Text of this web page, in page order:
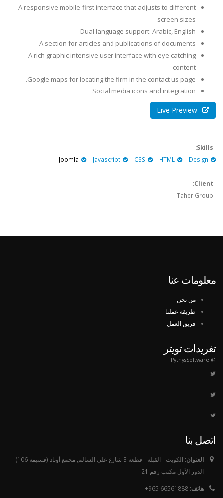
A responsive mobile-first interface that adjusts to different
screen sizes
Dual language support: Arabic, English
A section for articles and publications of documents
A rich graphic intensive user interface with eye catching
content
Google maps for locating the firm in the contact us page.
Social media icons and integration
Live Preview
Skills:
Design
HTML
CSS
Javascript
Joomla
Client:
Taher Group
معلومات عنا
من نحن
طريقة عملنا
فريق العمل
تغريدات تويتر
@ PythysSoftware
اتصل بنا
العنوان:
الكويت - القبلة - قطعة 3 شارع علي السالم, مجمع أوتاد (قسيمة 106)
الدور الأول مكتب رقم 21
هاتف: 66561888 965+